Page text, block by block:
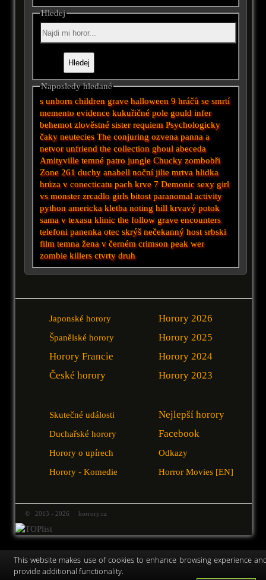
Hledej
Naposledy hledané
s unborn children grave halloween 9 hráčů se smrtí
memento evidence kukuřičné pole gould infer
behemot zlověstné sister requiem Psychologicky
čaky neutecies The conjuring ozvena panna a
netvor unfriend the collection ghoul abeceda
Amityville temné patro jungle Chucky zombobři
Zone 261 duchy anabell nočníjilie mrtva hlidka
hrůza v conecticatu pach krve 7 Demonic sexy girl
vs monster zrcadlo girls bitost paranomal activity
python americka kletba noting hill krvavý potok
sama v texasu klinic the follow grave encounters
telefonipanenka otec skrýš nečekanný host srbski
film temna žena v černém crimson peakwer
zombie killers ctvrty druh
Japonské horory
Španělské horory
Horory Francie
České horory
Horory 2026
Horory 2025
Horory 2024
Horory 2023
Skutečné události
Duchařské horory
Horory o upírech
Horory - Komedie
Nejlepší horory
Facebook
Odkazy
Horror Movies [EN]
© 2013 - 2026 horrory.cz
This website makes use of cookies to enhance browsing experience
provide additional functionality.